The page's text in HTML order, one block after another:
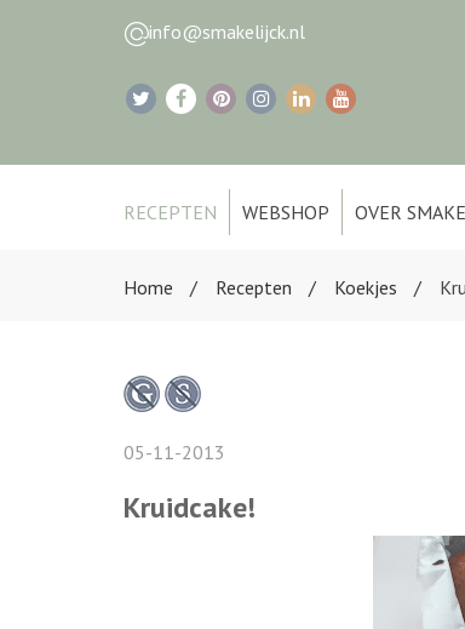
info@smakelijck.nl
RECEPTEN WEBSHOP OVER
Home Recepten Koekjes
05-11-2013
Kruidcake!